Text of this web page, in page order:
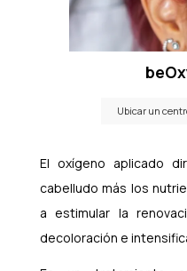
Ubicar un
El oxígeno aplicado
cabelludo más los
a estimular la
decoloración e